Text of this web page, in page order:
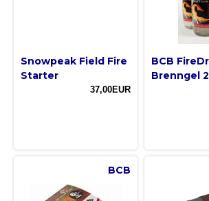
Snowpeak Field Fire
Starter
37,00EUR
BCB
Brenngel
BCB